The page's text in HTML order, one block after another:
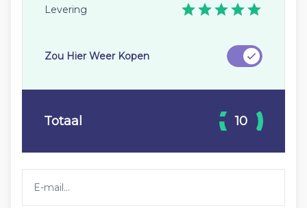
Levering
Zou Hier Weer Kopen
Totaal 10